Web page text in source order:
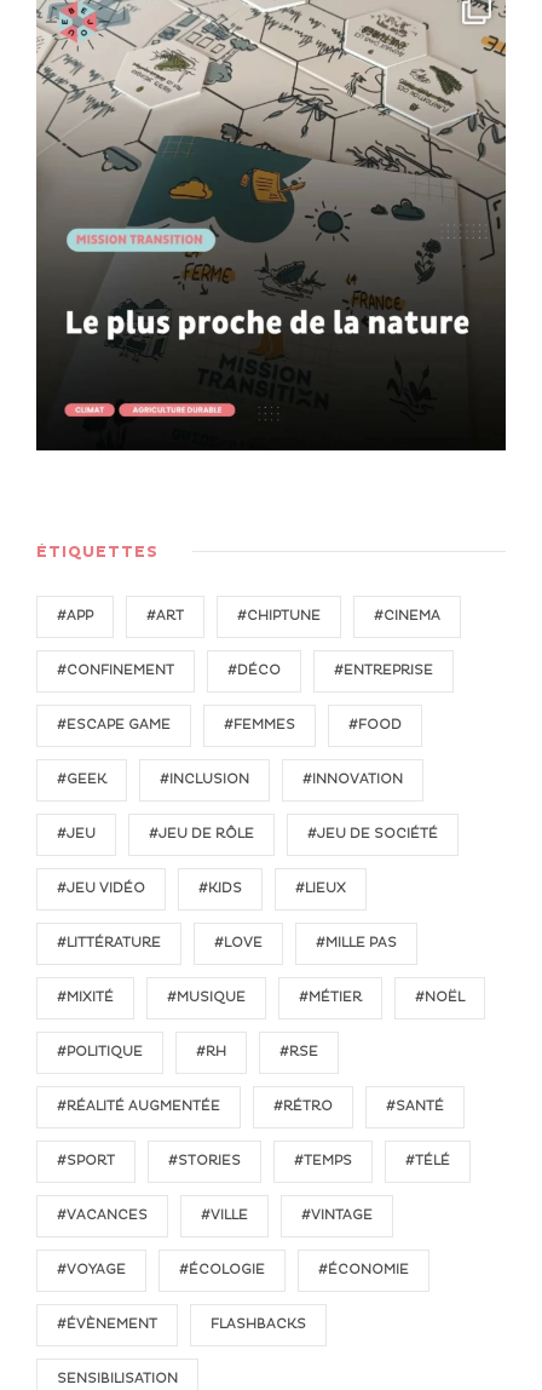
ÉTIQUETTES
#APP #ART #CHIPTUNE #CINEMA
#CONFINEMENT #DÉCO #ENTREPRISE
#ESCAPE GAME #FEMMES #FOOD
#GEEK #INCLUSION #INNOVATION
#JEU #JEU DE RÔLE #JEU DE SOCIÉTÉ
#JEU VIDÉO #KIDS #LIEUX
#LITTÉRATURE #LOVE #MILLE PAS
#MIXITÉ #MUSIQUE #MÉTIER #NOËL
#POLITIQUE #RH #RSE
#RÉALITÉ AUGMENTÉE #RÉTRO #SANTÉ
#SPORT #STORIES #TEMPS #TÉLÉ
#VACANCES #VILLE #VINTAGE
#VOYAGE #ÉCOLOGIE #ÉCONOMIE
#ÉVÈNEMENT FLASHBACKS
SENSIBILISATION